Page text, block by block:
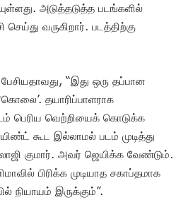
அடுத்தடுத்த படங்களில்
வருகிறார். படத்திற்கு
“இது ஒரு தப்பான
தயாரிப்பாளராக
பெரிய வெற்றியைக் கொடுக்க
கூட இல்லாமல் படம் முடித்து
குமார். அவர் ஜெயிக்க வேண்டும்.
பிரிக்க முடியாத சகாப்தமாக
நியாயம் இருக்கும்”.